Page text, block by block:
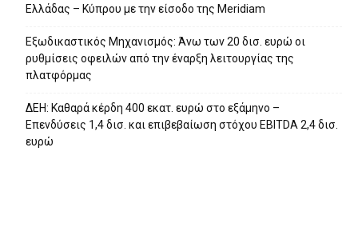
Ελλάδας – Κύπρου με την είσοδο της Meridiam
Eξωδικαστικός Μηχανισμός: Άνω των 20 δισ. ευρώ οι
ρυθμίσεις οφειλών από την έναρξη λειτουργίας της
πλατφόρμας
ΔΕΗ: Καθαρά κέρδη 400 εκατ. ευρώ στο εξάμηνο –
Επενδύσεις 1,4 δισ. και επιβεβαίωση στόχου EBITDA 2,4 δισ.
ευρώ